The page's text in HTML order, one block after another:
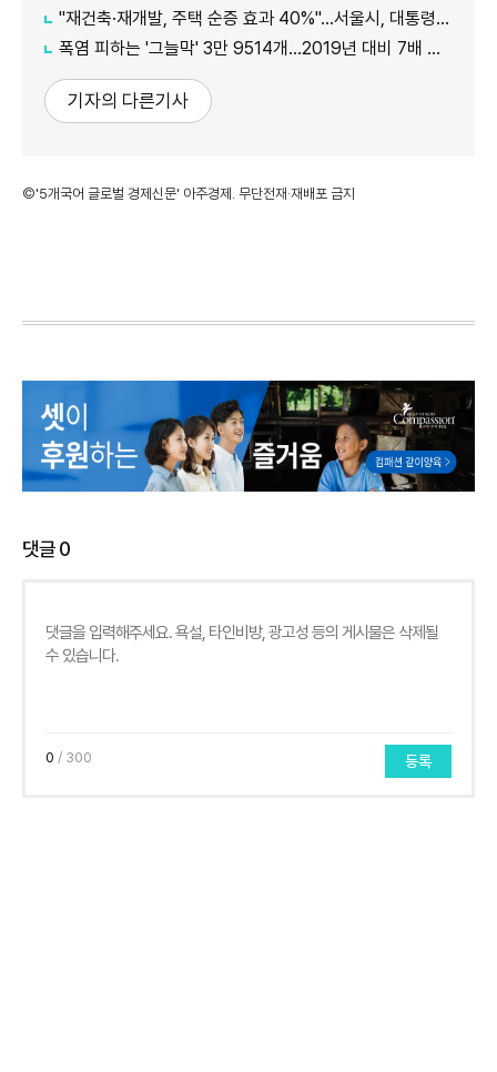
"재건축·재개발, 주택 순증 효과 40%"...서울시, 대통령실에 정비사업 '백서' 전달
폭염 피하는 '그늘막' 3만 9514개…2019년 대비 7배 증가
기자의 다른기사
©'5개국어 글로벌 경제신문' 아주경제. 무단전재·재배포 금지
댓글0
0 / 300 등록